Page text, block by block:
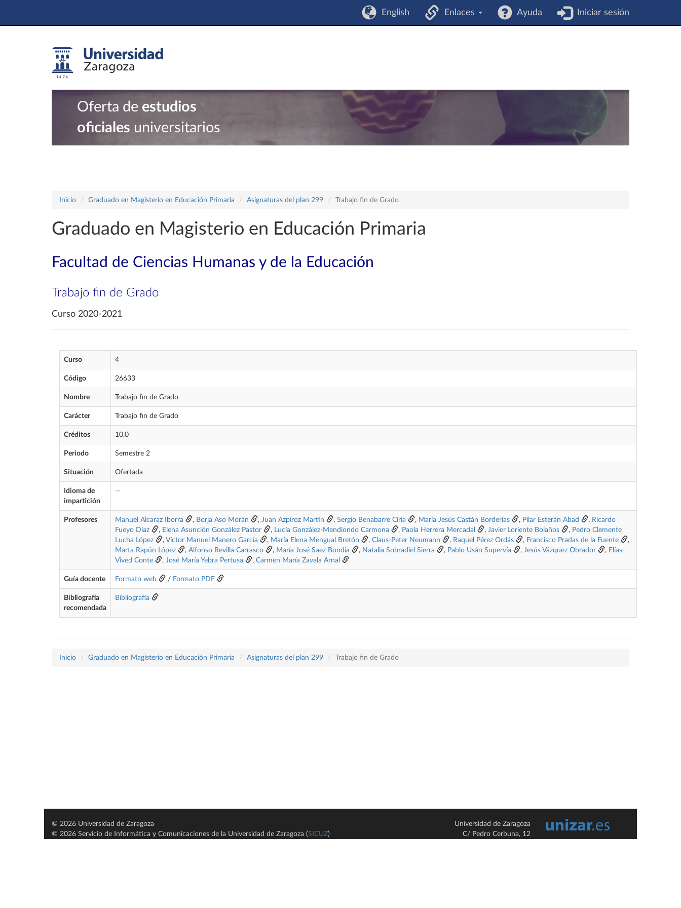
English Enlaces Ayuda Iniciar sesión
Oferta de estudios
oficiales universitarios
Inicio Graduado en Magisterio en Educación Primaria Asignaturas del plan 299 Trabajo fin de Grado
Graduado en Magisterio en Educación Primaria
Facultad de Ciencias Humanas y de la Educación
Trabajo fin de Grado
Curso 2020-2021
Curso 4
Código 26633
Nombre Trabajo fin de Grado
Carácter Trabajo fin de Grado
Créditos 10,0
Periodo Semestre 2
Situación Ofertada
Idioma de
impartición
—
Profesores Manuel Alcaraz Iborra , Borja Aso Morán , Juan Azpiroz Martín , Sergio Benabarre Ciria , María Jesús Castán Borderías , Pilar Esterán Abad , Ricardo
Fueyo Díaz
, Elena Asunción González Pastor , Lucía González-Mendiondo Carmona , Paola Herrera Mercadal , Javier Loriente Bolaños , Pedro Clemente
Lucha López
, Víctor Manuel Manero García , María Elena Mengual Bretón , Claus-Peter Neumann , Raquel Pérez Ordás , Francisco Pradas de la Fuente
,
Marta Rapún López
, Alfonso Revilla Carrasco , María José Saez Bondía , Natalia Sobradiel Sierra , Pablo Usán Supervía , Jesús Vázquez Obrador , Elías
Vived Conte
, José María Yebra Pertusa , Carmen María Zavala Arnal
Guía docente Formato web / Formato PDF
Bibliografía
recomendada
Bibliografía
Inicio Graduado en Magisterio en Educación Primaria Asignaturas del plan 299 Trabajo fin de Grado
© 2026 Universidad de Zaragoza
© 2026 Servicio de Informática y Comunicaciones de la Universidad de Zaragoza (SICUZ)
Universidad de Zaragoza
C/ Pedro Cerbuna, 12